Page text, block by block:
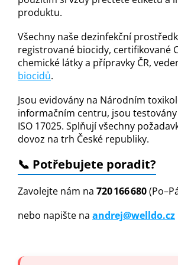
produktu.
Všechny naše dezinfekční
registrované biocidy, certifikované
chemické látky a přípravky ČR,
biocidů.
Jsou evidovány na Národním
informačním centru, jsou
ISO 17025. Splňují všechny
dovoz na trh České republiky.
📞 Potřebujete poradit?
Zavolejte nám na 720 166 680
nebo napište na andrej@welldo.cz